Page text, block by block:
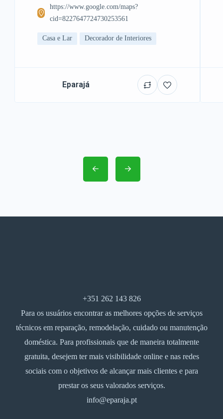
https://www.google.com/maps?
cid=8227647724730253561
Casa e Lar Decorador de Interiores
Eparajá
+351 262 143 826
Para os usuários encontrar as melhores opções de serviços
técnicos em reparação, remodelação, cuidado ou manutenção
doméstica. Para profissionais que de maneira totalmente
gratuita, desejem ter mais visibilidade online e nas redes
sociais com o objetivos de alcançar mais clientes e para
prestar os seus valorados serviços.
info@eparaja.pt